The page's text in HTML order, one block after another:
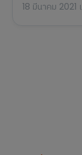
18 มีนาคม 2021